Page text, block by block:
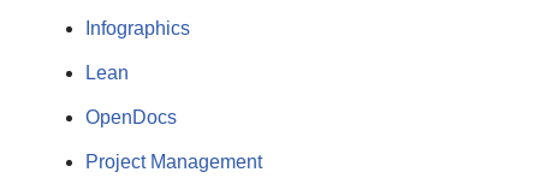
Infographics
Lean
OpenDocs
Project Management